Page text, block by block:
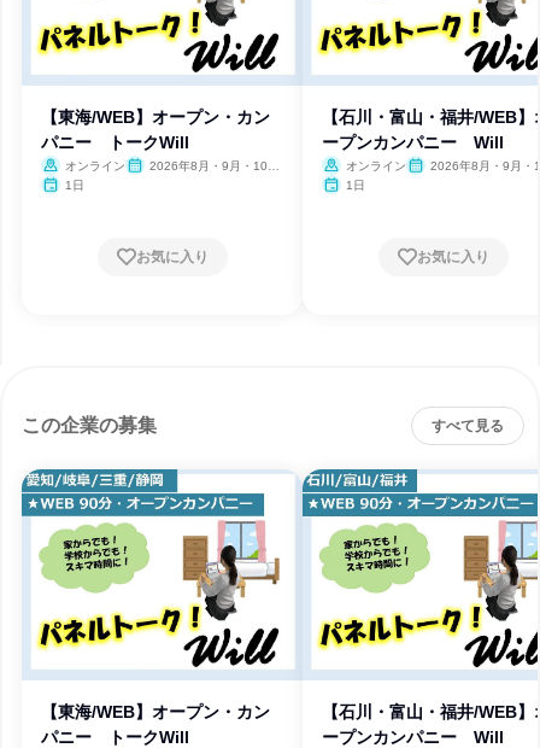
【東海/WEB】オープン・カン
パニー トークWill
オンライン
2026年8月・9月・10
1日
お気に入り
【石川・富山・福井/WEB】
ープンカンパニー Will
オンライン
2026年8月・9月・
1日
お気に入り
この企業の募集 すべて見る
【東海/WEB】オープン・カン
パニー トークWill
【石川・富山・福井/WEB】
ープンカンパニー Will